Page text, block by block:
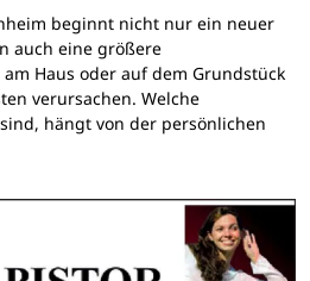
beginnt nicht nur ein neuer
auch eine größere
Haus oder auf dem Grundstück
verursachen. Welche
hängt von der persönlichen